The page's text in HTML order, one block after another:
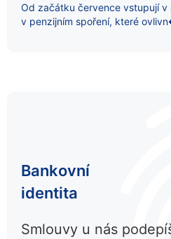
Od začátku července vstupují
v penzijním spoření, které
Bankovní
identita
Smlouvy u nás